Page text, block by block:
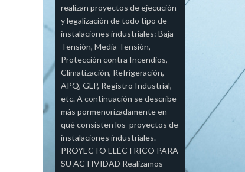
realizan proyectos de ejecución
y legalización de todo tipo de
instalaciones industriales: Baja
Tensión, Media Tensión,
Protección contra Incendios,
Climatización, Refrigeración,
APQ, GLP, Registro Industrial,
etc. A continuación se describe
más pormenorizadamente en
qué consisten los proyectos de
instalaciones industriales.
PROYECTO ELÉCTRICO PARA
SU ACTIVIDAD Realizamos